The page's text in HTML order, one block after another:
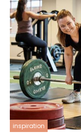
inspiration